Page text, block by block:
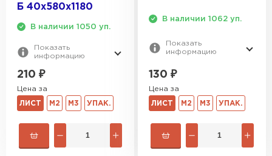
Б 40х580х1180
В наличии 1050 уп.
Показать
информацию
210 ₽
Цена за
ЛИСТ М2 М3 УПАК.
В наличии 1062 уп.
Показать
информацию
130 ₽
Цена за
ЛИСТ М2 М3 УПАК.